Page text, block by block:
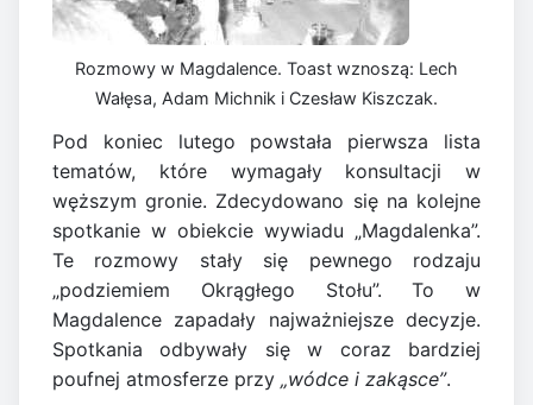
Rozmowy w Magdalence. Toast wznoszą: Lech
Wałęsa, Adam Michnik i Czesław Kiszczak.
Pod koniec lutego powstała pierwsza lista
tematów, które wymagały konsultacji w
węższym gronie. Zdecydowano się na kolejne
spotkanie w obiekcie wywiadu „Magdalenka”.
Te rozmowy stały się pewnego rodzaju
„podziemiem Okrągłego Stołu”. To w
Magdalence zapadały najważniejsze decyzje.
Spotkania odbywały się w coraz bardziej
poufnej atmosferze przy „wódce i zakąsce”.